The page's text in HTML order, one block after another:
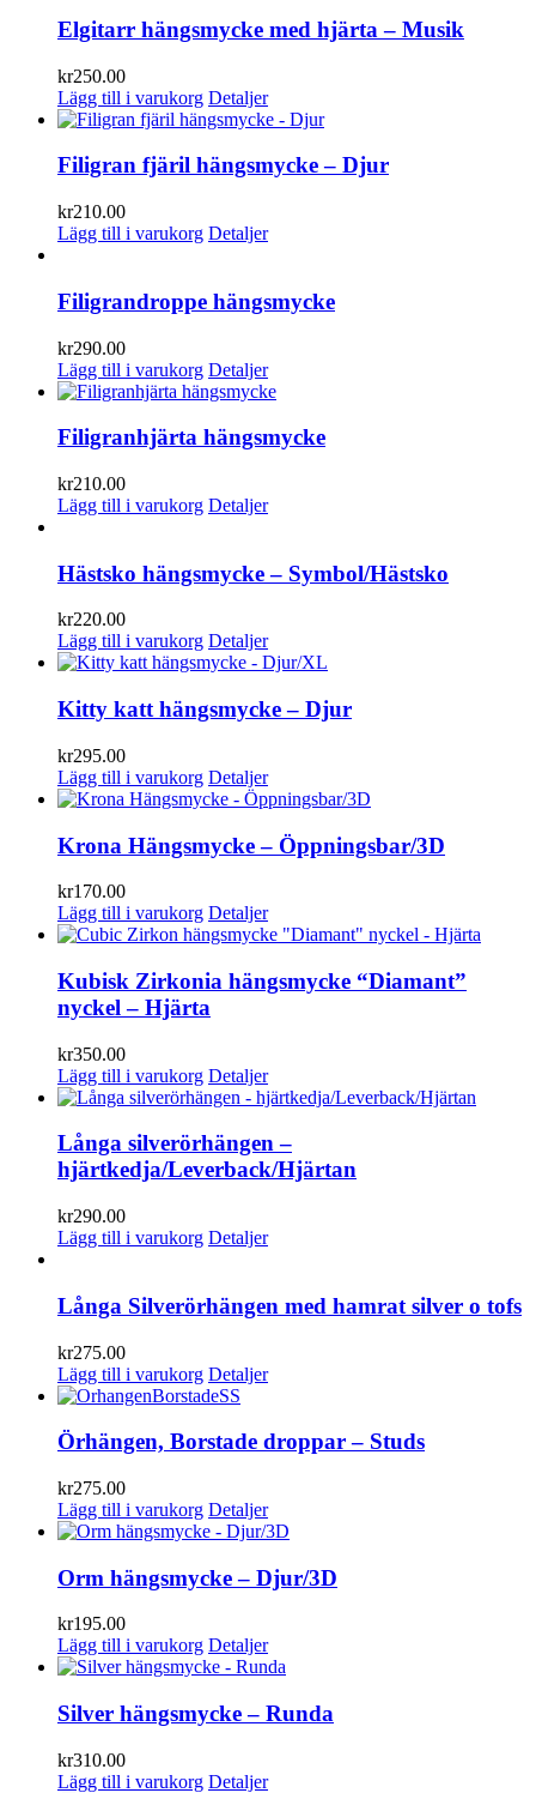
Elgitarr hängsmycke med hjärta – Musik
kr250.00
Lägg till i varukorg Detaljer
Filigran fjäril hängsmycke – Djur
kr210.00
Lägg till i varukorg Detaljer
Filigrandroppe hängsmycke
kr290.00
Lägg till i varukorg Detaljer
Filigranhjärta hängsmycke
kr210.00
Lägg till i varukorg Detaljer
Hästsko hängsmycke – Symbol/Hästsko
kr220.00
Lägg till i varukorg Detaljer
Kitty katt hängsmycke – Djur
kr295.00
Lägg till i varukorg Detaljer
Krona Hängsmycke – Öppningsbar/3D
kr170.00
Lägg till i varukorg Detaljer
Kubisk Zirkonia hängsmycke “Diamant”
nyckel – Hjärta
kr350.00
Lägg till i varukorg Detaljer
Långa silverörhängen –
hjärtkedja/Leverback/Hjärtan
kr290.00
Lägg till i varukorg Detaljer
Långa Silverörhängen med hamrat silver o tofs
kr275.00
Lägg till i varukorg Detaljer
Örhängen, Borstade droppar – Studs
kr275.00
Lägg till i varukorg Detaljer
Orm hängsmycke – Djur/3D
kr195.00
Lägg till i varukorg Detaljer
Silver hängsmycke – Runda
kr310.00
Lägg till i varukorg Detaljer